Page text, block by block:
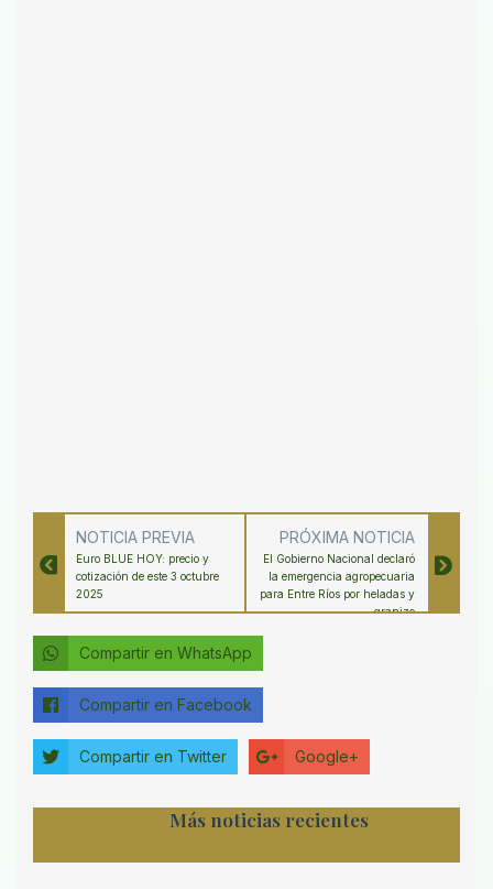
NOTICIA PREVIA
Euro BLUE HOY: precio y
cotización de este 3 octubre
2025
PRÓXIMA NOTICIA
El Gobierno Nacional declaró
la emergencia agropecuaria
para Entre Ríos por heladas y
granizo
Compartir en WhatsApp
Compartir en Facebook
Compartir en Twitter Google+
Más noticias recientes